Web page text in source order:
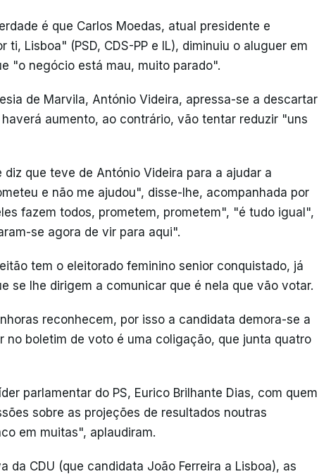
é que Carlos Moedas, atual presidente e
Lisboa" (PSD, CDS-PP e IL), diminuiu o aluguer em
"o negócio está mau, muito parado".
de Marvila, António Videira, apressa-se a descartar
aumento, ao contrário, vão tentar reduzir "uns
que teve de António Videira para a ajudar a
e não me ajudou", disse-lhe, acompanhada por
fazem todos, prometem, prometem", "é tudo igual",
se agora de vir para aqui".
tem o eleitorado feminino senior conquistado, já
se lhe dirigem a comunicar que é nela que vão votar.
reconhecem, por isso a candidata demora-se a
no boletim de voto é uma coligação, que junta quatro
parlamentar do PS, Eurico Brilhante Dias, com quem
sobre as projeções de resultados noutras
em muitas", aplaudiram.
da CDU (que candidata João Ferreira a Lisboa), as